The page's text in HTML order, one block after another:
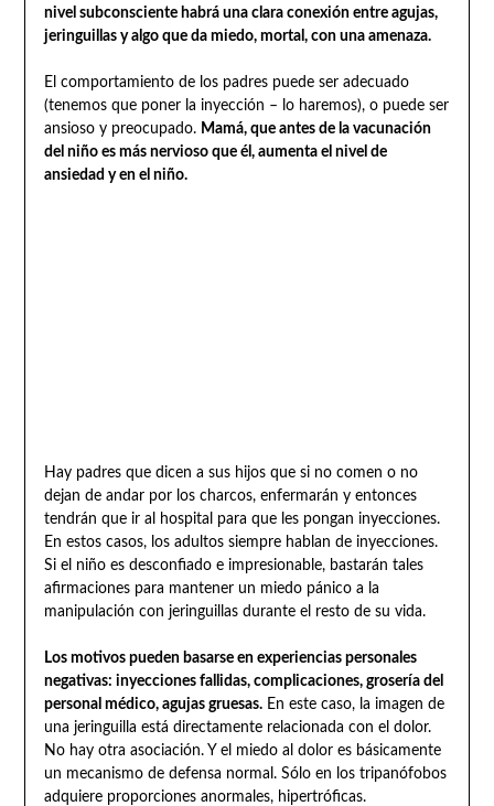
nivel subconsciente habrá una clara conexión entre agujas,
jeringuillas y algo que da miedo, mortal, con una amenaza.
El comportamiento de los padres puede ser adecuado
(tenemos que poner la inyección – lo haremos), o puede ser
ansioso y preocupado. Mamá, que antes de la vacunación
del niño es más nervioso que él, aumenta el nivel de
ansiedad y en el niño.
Hay padres que dicen a sus hijos que si no comen o no
dejan de andar por los charcos, enfermarán y entonces
tendrán que ir al hospital para que les pongan inyecciones.
En estos casos, los adultos siempre hablan de inyecciones.
Si el niño es desconfiado e impresionable, bastarán tales
afirmaciones para mantener un miedo pánico a la
manipulación con jeringuillas durante el resto de su vida.
Los motivos pueden basarse en experiencias personales
negativas: inyecciones fallidas, complicaciones, grosería del
personal médico, agujas gruesas.En este caso, la imagen de
una jeringuilla está directamente relacionada con el dolor.
No hay otra asociación. Y el miedo al dolor es básicamente
un mecanismo de defensa normal. Sólo en los tripanófobos
adquiere proporciones anormales, hipertróficas.